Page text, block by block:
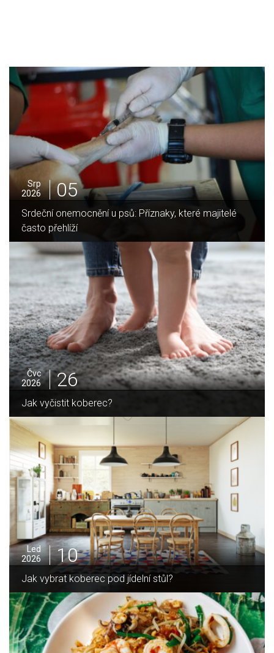
Srp
2026
05
Jak vybrat ideální krbovou vložku? Průvodce pro
domov
Čvc
2026
25
Jak sušit pomeranče a citrusy
Pro
2025
05
Jak zvládnout vánoční úklid bez